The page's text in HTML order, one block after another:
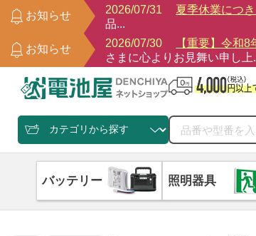
お知らせ
2026/07/31 夏季休業につ
品...
お知らせ
2026/07/30 【重要】令和
さまに心よりお見舞い申し上
バッテリー 照明器具